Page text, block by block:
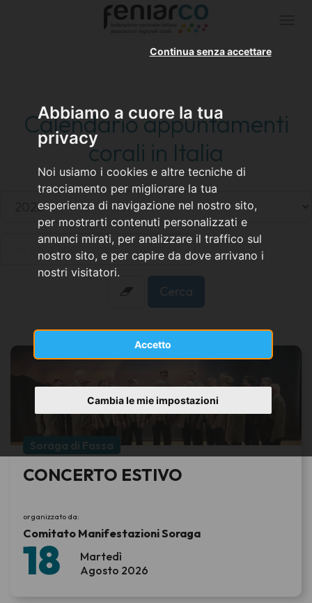
Abbiamo a cuore la tua
privacy
Noi usiamo i cookies e altre tecniche di
tracciamento per migliorare la tua
esperienza di navigazione nel nostro sito,
per mostrarti contenuti personalizzati e
annunci mirati, per analizzare il traffico sul
nostro sito, e per capire da dove arrivano i
nostri visitatori.
Accetto
Continua senza accettare
Cambia le mie impostazioni
Calendario appuntamenti
corali in Italia
Martedì
18 Agosto 2026
Soraga di Fassa
CONCERTO ESTIVO
organizzato da:
Comitato Manifestazioni Soraga